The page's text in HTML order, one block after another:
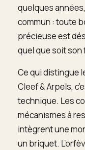
quelques
commun : toute
précieuse est
quel que soit son
Ce qui distingue
Cleef & Arpels,
technique. Les
mécanismes à
intègrent une
un briquet.